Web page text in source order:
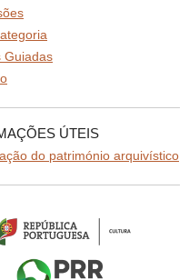
Guiadas
ÚTEIS
do património arquivístico